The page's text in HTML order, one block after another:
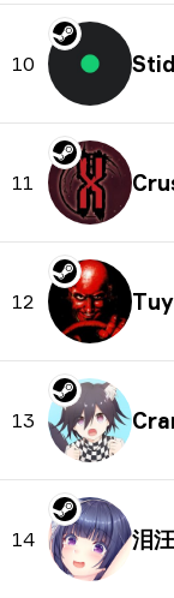
10
11
12
13
14 泪